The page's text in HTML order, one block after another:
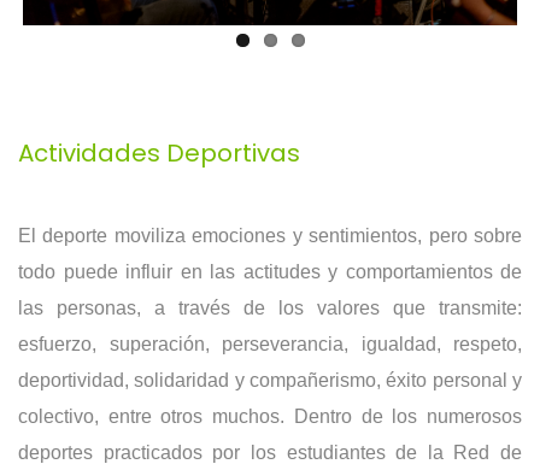
Actividades Deportivas
El deporte moviliza emociones y sentimientos, pero sobre
todo puede influir en las actitudes y comportamientos de
las personas, a través de los valores que transmite:
esfuerzo, superación, perseverancia, igualdad, respeto,
deportividad, solidaridad y compañerismo, éxito personal y
colectivo, entre otros muchos. Dentro de los numerosos
deportes practicados por los estudiantes de la Red de